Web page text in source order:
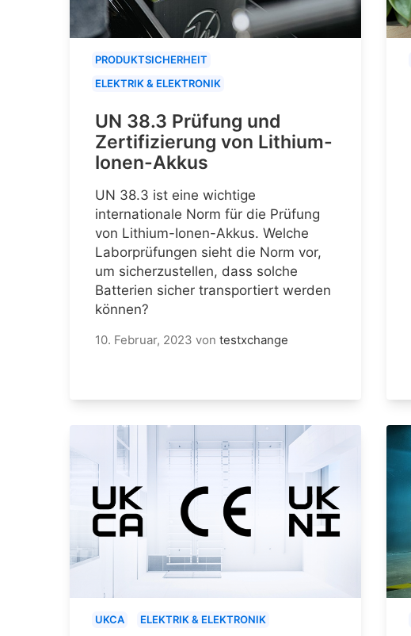
PRODUKTSICHERHEIT
ELEKTRIK & ELEKTRONIK
UN 38.3 Prüfung und
Zertifizierung von Lithium-
Ionen-Akkus
UN 38.3 ist eine wichtige
internationale Norm für die Prüfung
von Lithium-Ionen-Akkus. Welche
Laborprüfungen sieht die Norm vor,
um sicherzustellen, dass solche
Batterien sicher transportiert werden
können?
10. Februar, 2023 von testxchange
UKCA ELEKTRIK & ELEKTRONIK